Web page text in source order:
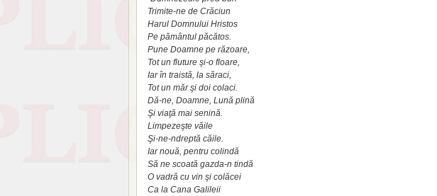
Trimite-ne de Crăciun
Harul Domnului Hristos
Pe pământul păcătos.
Pune Doamne pe răzoare,
Tot un fluture şi-o floare,
Iar în traistă, la săraci,
Tot un măr şi doi colaci.
Dă-ne, Doamne, Lună plină
Şi viaţă mai senină.
Limpezeşte văile
Şi-ne-ndreptă căile.
Iar nouă, pentru colindă
Să ne scoată gazda-n tindă
O vadră cu vin şi colăcei
Ca la Cana Galileii